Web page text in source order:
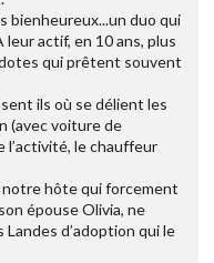
bienheureux...un duo qui
actif, en 10 ans, plus
qui prêtent souvent
ils où se délient les
(avec voiture de
l’activité, le chauffeur
hôte qui forcement
épouse Olivia, ne
d’adoption qui le